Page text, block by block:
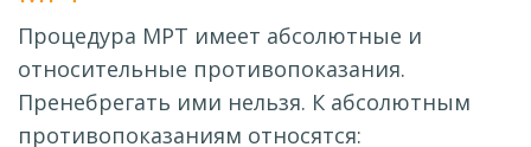
Процедура МРТ имеет абсолютные и
относительные противопоказания.
Пренебрегать ими нельзя. К абсолютным
противопоказаниям относятся: